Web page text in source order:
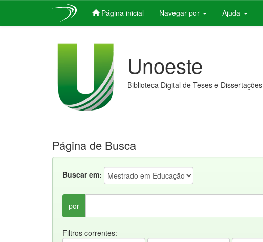
Página inicial Navegar por Ajuda
Unoeste
Biblioteca Digital de Teses e Dissertações
Página de Busca
Buscar em:
por
Filtros correntes: